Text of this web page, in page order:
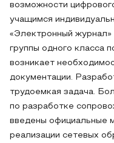
возможности
учащимся
«Электронный журнал»
группы одного класса
возникает
документации.
трудоемкая задача.
по разработке
введены официальные
реализации сетевых